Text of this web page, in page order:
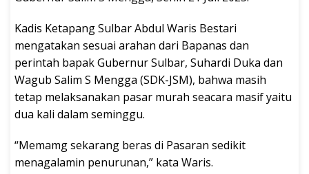
Kadis Ketapang Sulbar Abdul Waris Bestari
mengatakan sesuai arahan dari Bapanas dan
perintah bapak Gubernur Sulbar, Suhardi Duka dan
Wagub Salim S Mengga (SDK-JSM), bahwa masih
tetap melaksanakan pasar murah seacara masif yaitu
dua kali dalam seminggu.
“Memamg sekarang beras di Pasaran sedikit
menagalamin penurunan,” kata Waris.